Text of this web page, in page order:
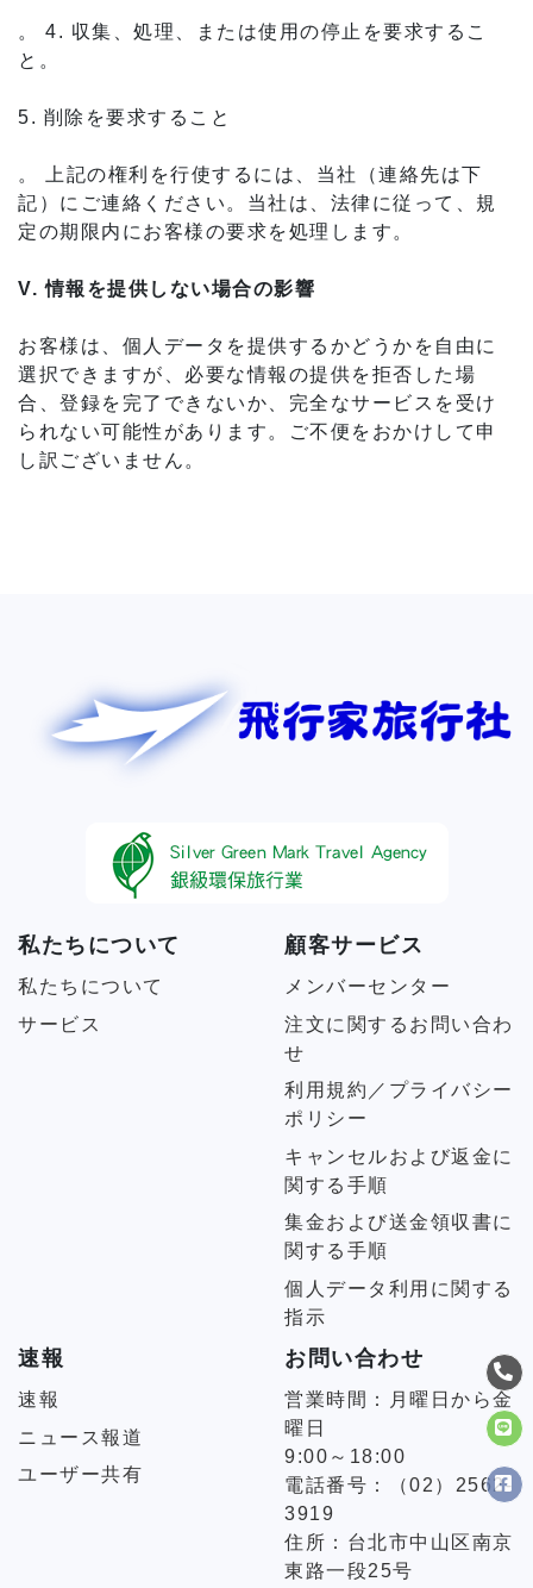
。 4. 収集、処理、または使用の停止を要求するこ
と。
5. 削除を要求すること
。 上記の権利を行使するには、当社（連絡先は下
記）にご連絡ください。当社は、法律に従って、規
定の期限内にお客様の要求を処理します。
V. 情報を提供しない場合の影響
お客様は、個人データを提供するかどうかを自由に
選択できますが、必要な情報の提供を拒否した場
合、登録を完了できないか、完全なサービスを受け
られない可能性があります。ご不便をおかけして申
し訳ございません。
私たちについて
私たちについて
サービス
顧客サービス
メンバーセンター
注文に関するお問い合わ
せ
利用規約／プライバシー
ポリシー
キャンセルおよび返金に
関する手順
集金および送金領収書に
関する手順
個人データ利用に関する
指示
速報
速報
ニュース報道
ユーザー共有
お問い合わせ
営業時間：月曜日から金
曜日
9:00～18:00
電話番号：（02）2562-
3919
住所：台北市中山区南京
東路一段25号